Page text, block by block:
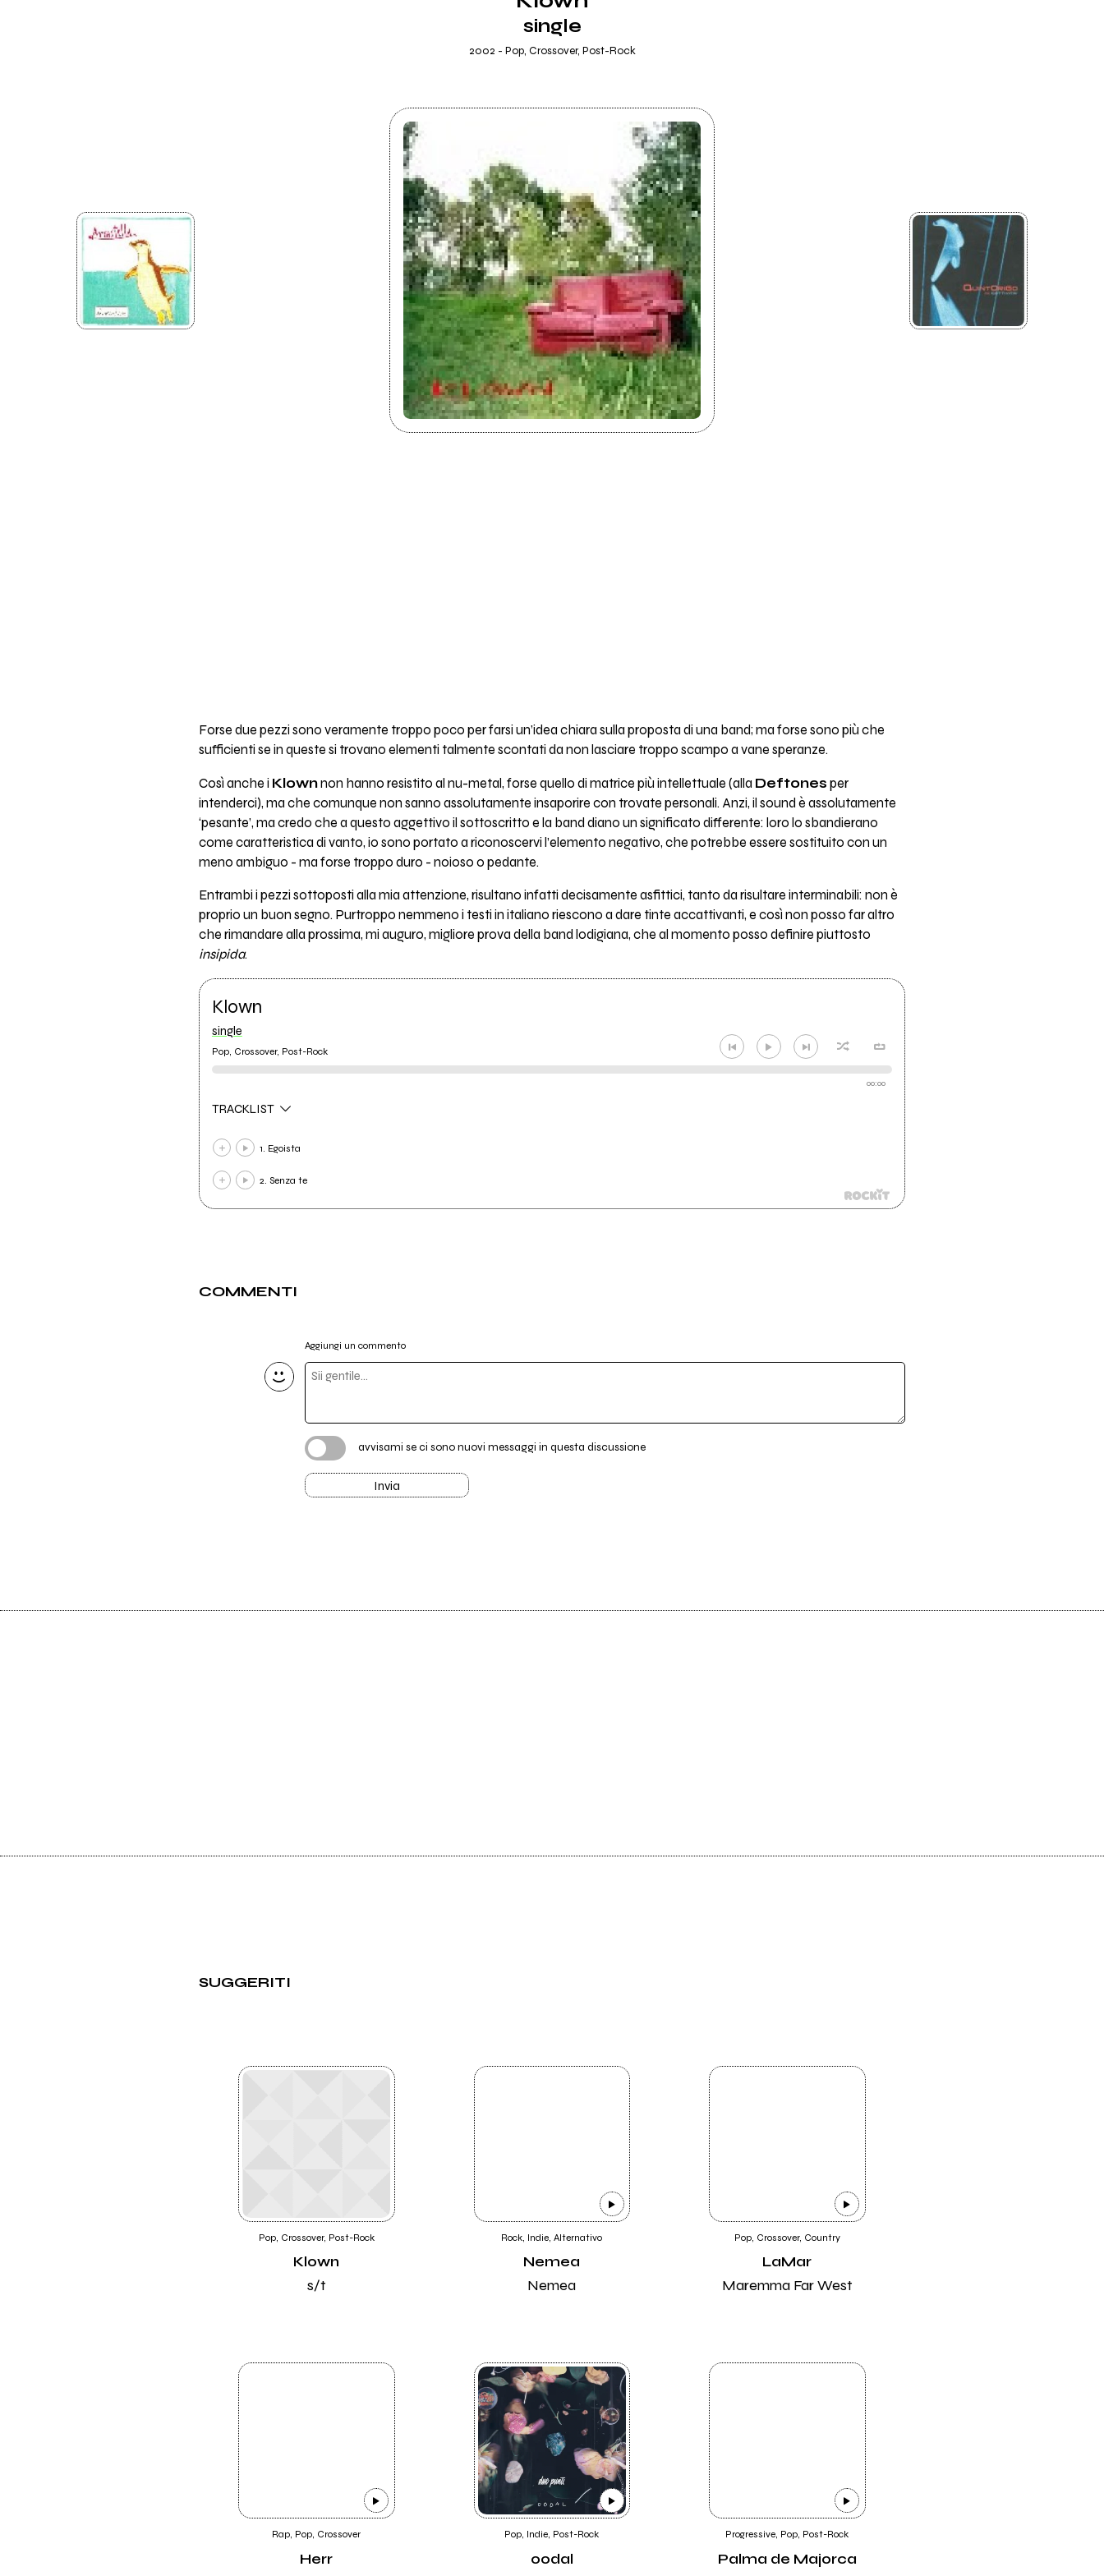
single
2002 - Pop, Crossover, Post-Rock
Forse due pezzi sono veramente troppo poco per farsi un’idea chiara sulla proposta di una band; ma forse sono più che
sufficienti se in queste si trovano elementi talmente scontati da non lasciare troppo scampo a vane speranze.
Così anche i Klownnon hanno resistito al nu-metal, forse quello di matrice più intellettuale (alla Deftones per
intenderci), ma che comunque non sanno assolutamente insaporire con trovate personali. Anzi, il sound è assolutamente
‘pesante’, ma credo che a questo aggettivo il sottoscritto e la band diano un significato differente: loro lo sbandierano
come caratteristica di vanto, io sono portato a riconoscervi l’elemento negativo, che potrebbe essere sostituito con un
meno ambiguo - ma forse troppo duro - noioso o pedante.
Entrambi i pezzi sottoposti alla mia attenzione, risultano infatti decisamente asfittici, tanto da risultare interminabili: non è
proprio un buon segno. Purtroppo nemmeno i testi in italiano riescono a dare tinte accattivanti, e così non posso far altro
che rimandare alla prossima, mi auguro, migliore prova della band lodigiana, che al momento posso definire piuttosto
insipida.
Klown
single
Pop, Crossover, Post-Rock
00:00
TRACKLIST
1. Egoista
2. Senza te
COMMENTI
Aggiungi un commento
avvisami se ci sono nuovi messaggi in questa discussione
Invia
SUGGERITI
Pop, Crossover, Post-Rock
Klown
s/t
Rock, Indie, Alternativo
Nemea
Nemea
Pop, Crossover, Country
LaMar
Maremma Far West
Rap, Pop, Crossover
Herr
Pop, Indie, Post-Rock
oodal
Progressive, Pop, Post-Rock
Palma de Majorca